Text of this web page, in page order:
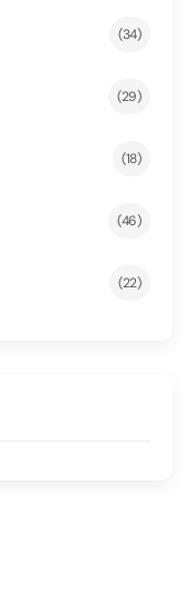
(34)
(29)
(18)
(46)
(22)